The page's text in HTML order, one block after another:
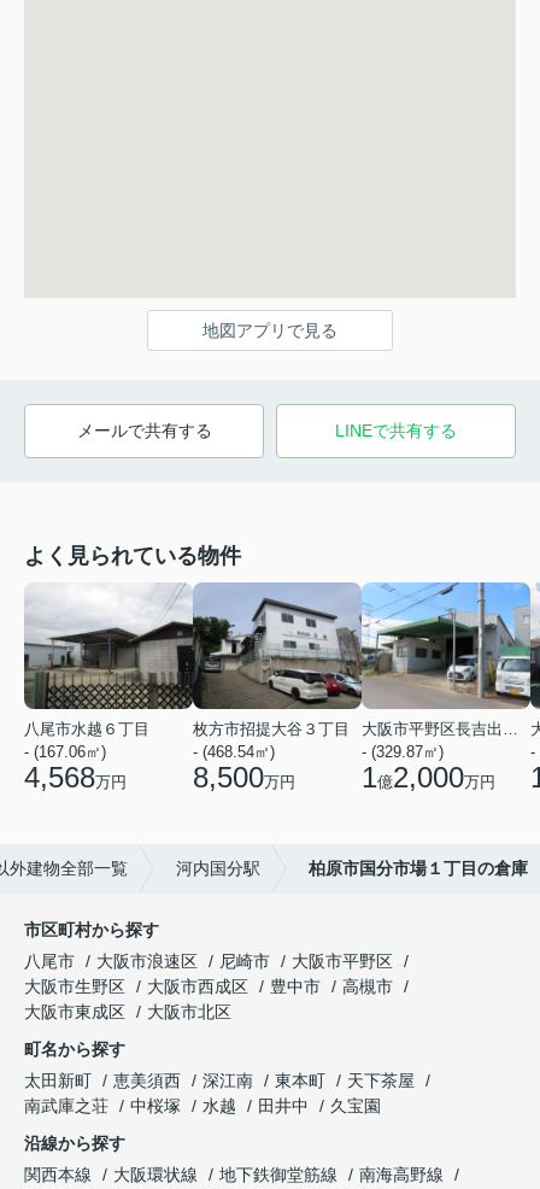
地図アプリで見る
メールで共有する LINEで共有する
よく見られている物件
八尾市水越６丁目
- (167.06㎡)
4,568万円
枚方市招提大谷３丁目
- (468.54㎡)
8,500万円
大阪市平野区長吉出戸７丁目
- (329.87㎡)
1億2,000万円
-
外建物全部一覧 河内国分駅 柏原市国分市場１丁目の倉庫
市区町村から探す
八尾市
大阪市浪速区 尼崎市
大阪市平野区
大阪市生野区
大阪市西成区 豊中市
高槻市
大阪市東成区
大阪市北区
町名から探す
太田新町
恵美須西 深江南 東本町
天下茶屋
南武庫之荘
中桜塚 水越 田井中
久宝園
沿線から探す
関西本線
大阪環状線 地下鉄御堂筋線
南海高野線